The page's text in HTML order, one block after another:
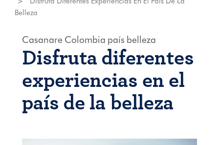
Belleza
Casanare Colombia país belleza
Disfruta diferentes
experiencias en el
país de la belleza